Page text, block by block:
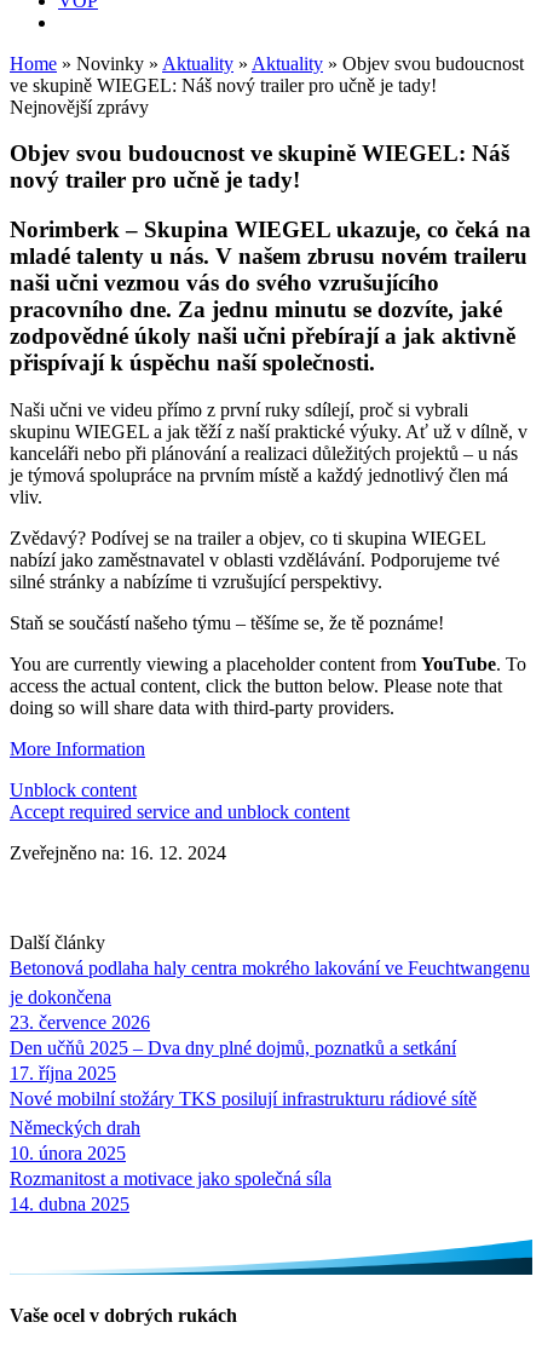
Home » Novinky » Aktuality » Aktuality » Objev svou budoucnost
ve skupině WIEGEL: Náš nový trailer pro učně je tady!
Nejnovější zprávy
Objev svou budoucnost ve skupině WIEGEL: Náš
nový trailer pro učně je tady!
Norimberk – Skupina WIEGEL ukazuje, co čeká na
mladé talenty u nás. V našem zbrusu novém traileru
naši učni vezmou vás do svého vzrušujícího
pracovního dne. Za jednu minutu se dozvíte, jaké
zodpovědné úkoly naši učni přebírají a jak aktivně
přispívají k úspěchu naší společnosti.
Naši učni ve videu přímo z první ruky sdílejí, proč si vybrali
skupinu WIEGEL a jak těží z naší praktické výuky. Ať už v dílně, v
kanceláři nebo při plánování a realizaci důležitých projektů – u nás
je týmová spolupráce na prvním místě a každý jednotlivý člen má
vliv.
Zvědavý? Podívej se na trailer a objev, co ti skupina WIEGEL
nabízí jako zaměstnavatel v oblasti vzdělávání. Podporujeme tvé
silné stránky a nabízíme ti vzrušující perspektivy.
Staň se součástí našeho týmu – těšíme se, že tě poznáme!
You are currently viewing a placeholder content from YouTube. To
access the actual content, click the button below. Please note that
doing so will share data with third-party providers.
More Information
Unblock content
Accept required service and unblock content
Zveřejněno na: 16. 12. 2024
Další články
Betonová podlaha haly centra mokrého lakování ve Feuchtwangenu
je dokončena
23. července 2026
Den učňů 2025 – Dva dny plné dojmů, poznatků a setkání
17. října 2025
Nové mobilní stožáry TKS posilují infrastrukturu rádiové sítě
Německých drah
10. února 2025
Rozmanitost a motivace jako společná síla
14. dubna 2025
Vaše ocel v dobrých rukách